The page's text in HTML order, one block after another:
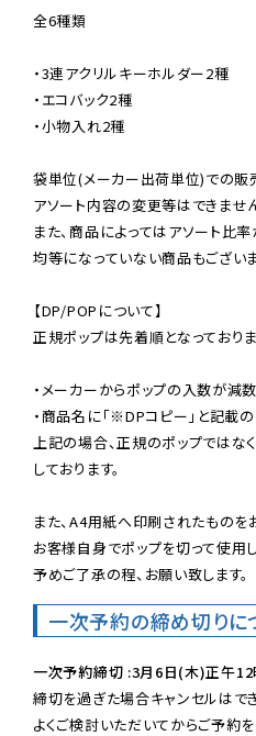
全6種類
・3連アクリルキーホルダー2種
・エコバック2種
・小物入れ2種
袋単位(メーカー出荷単位)での販
アソート内容の変更等はできません
また、商品によってはアソート比率
均等になっていない商品もございま
【DP/POPについて】
正規ポップは先着順となっておりま
・メーカーからポップの入数が減
・商品名に「※DPコピー」と記載
上記の場合、正規のポップではな
しております。
また、A4用紙へ印刷されたものを
お客様自身でポップを切って使用
予めご了承の程、お願い致します。
一次予約の締め切りに
一次予約締切 :3月6日(木)正午12
締切を過ぎた場合キャンセルはで
よくご検討いただいてからご予約を